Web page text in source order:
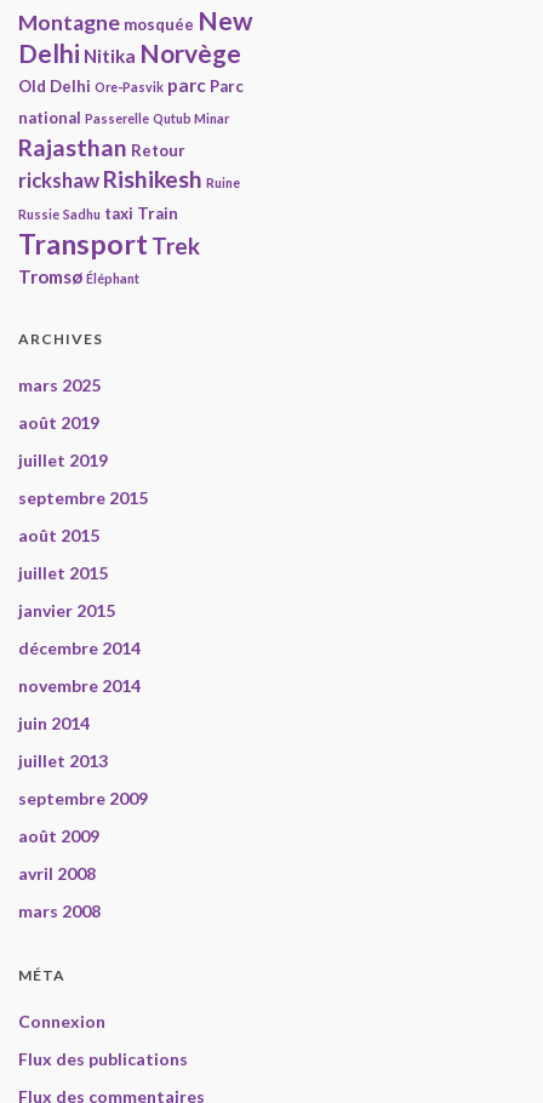
Montagne mosquée New
Delhi Nitika Norvège
Old Delhi Ore-Pasvik parc Parc
national Passerelle Qutub Minar
Rajasthan Retour
rickshaw Rishikesh Ruine
Russie Sadhu taxi Train
Transport Trek
Tromsø Éléphant
ARCHIVES
mars 2025
août 2019
juillet 2019
septembre 2015
août 2015
juillet 2015
janvier 2015
décembre 2014
novembre 2014
juin 2014
juillet 2013
septembre 2009
août 2009
avril 2008
mars 2008
MÉTA
Connexion
Flux des publications
Flux des commentaires